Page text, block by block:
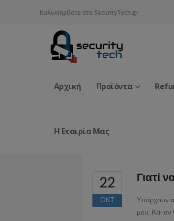
Καλωσήρθατε στο SecurityTech.gr
Αρχική Προϊόντα
Η Εταιρία Μας
22
ΟΚΤ
Γιατί
Υπάρχουν
μου; Και αν